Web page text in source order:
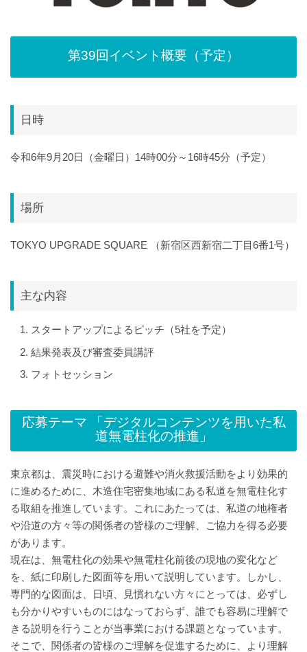
第39回イベント概要（予定）
日時
令和6年9月20日（金曜日）14時00分～16時45分（予定）
場所
TOKYO UPGRADE SQUARE （新宿区西新宿二丁目6番1号）
主な内容
スタートアップによるピッチ（5社を予定）
結果発表及び審査委員講評
フォトセッション
応募テーマ 「デジタルコンテンツを用いた私
道無電柱化の推進」
東京都は、震災時における避難や消火救援活動をより効果的
に進めるために、木造住宅密集地域にある私道を無電柱化す
る取組を推進しています。これにあたっては、私道の地権者
や沿道の方々等の関係者の皆様のご理解、ご協力を得る必要
があります。
現在は、無電柱化の効果や無電柱化前後の現地の変化など
を、紙に印刷した図面等を用いて説明しています。しかし、
専門的な図面は、日頃、見慣れない方々にとっては、必ずし
も分かりやすいものにはなっておらず、誰でも容易に理解で
きる説明を行うことが当事業における課題となっています。
そこで、関係者の皆様のご理解を促進するために、より理解